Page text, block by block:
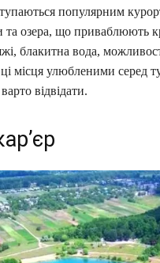
популярним
та озера, що приваблюють
блакитна вода,
місця улюбленими серед
відвідати.